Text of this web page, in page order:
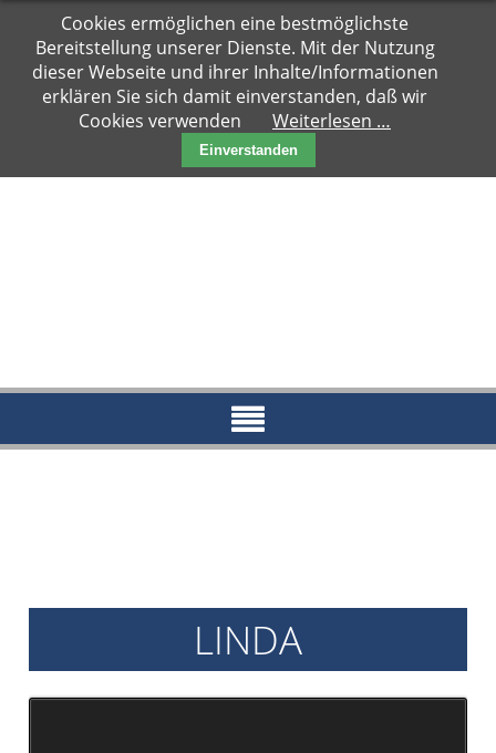
Navigation
überspringen
Hauptseite
Zuhause
gesucht
Notfälle
Aktueller
Archiv
2016
Informationen
Vermittlung
Kastration
LINDA
Cookies ermöglichen eine bestmöglichste
Bereitstellung unserer Dienste. Mit der Nutzung
dieser Webseite und ihrer Inhalte/Informationen
erklären Sie sich damit einverstanden, daß wir
Cookies verwenden
Weiterlesen …
Einverstanden